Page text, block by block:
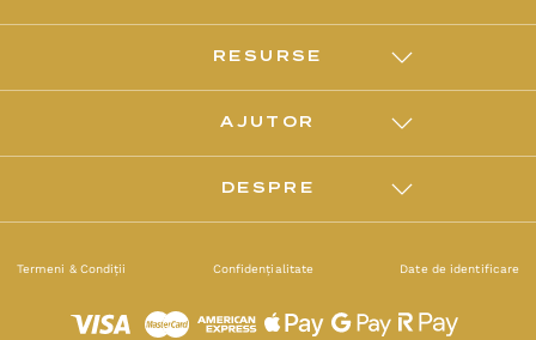
RESURSE
AJUTOR
DESPRE
Termeni & Condiții Confidențialitate Date de identificare